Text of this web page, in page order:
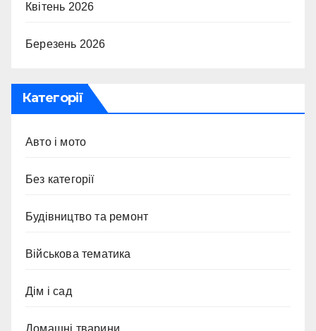
Квітень 2026
Березень 2026
Категорії
Авто і мото
Без категорії
Будівництво та ремонт
Військова тематика
Дім і сад
Домашні тварини